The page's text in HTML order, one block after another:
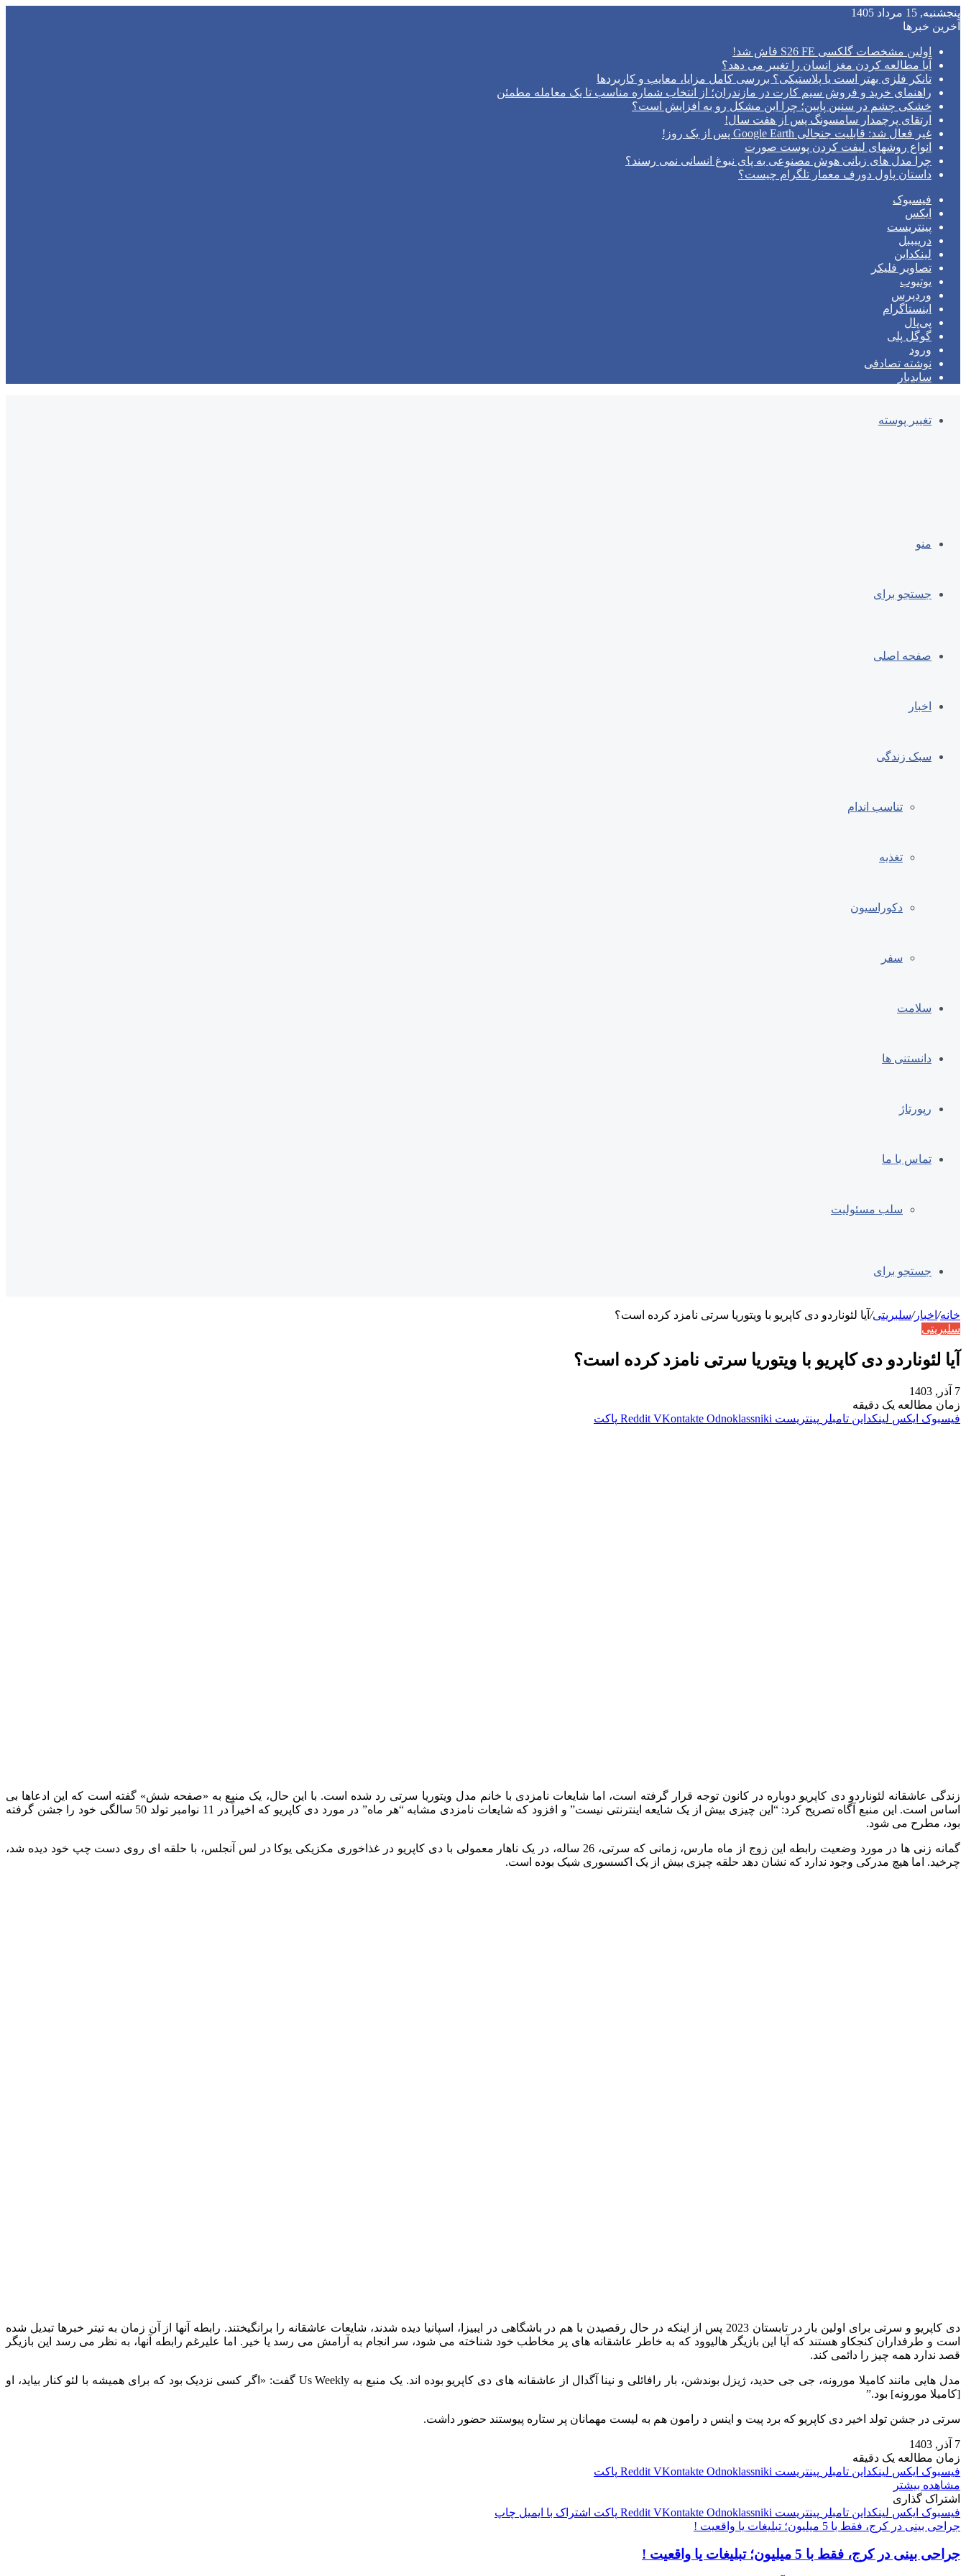
پنجشنبه, 15 مرداد 1405
آخرین خبرها
اولین مشخصات گلکسی S26 FE فاش شد!
آیا مطالعه کردن مغز انسان را تغییر می‌ دهد؟
تانکر فلزی بهتر است یا پلاستیکی؟ بررسی کامل مزایا، معایب و کاربردها
راهنمای خرید و فروش سیم کارت در مازندران؛ از انتخاب شماره مناسب تا یک معامله مطمئن
خشکی چشم در سنین پایین؛ چرا این مشکل رو به افزایش است؟
ارتقای پرچمدار سامسونگ پس از هفت سال!
غیر فعال شد: قابلیت جنجالی Google Earth پس از یک روز!
انواع روشهای لیفت کردن پوست صورت
چرا مدل‌ های زبانی هوش مصنوعی به پای نبوغ انسانی نمی‌ رسند؟
داستان پاول دورف معمار تلگرام چیست؟
فیسبوک
ایکس
پینتریست
دریبببل
لینکداین
تصاویر فلیکر
یوتیوب
وردپرس
اینستاگرام
پی‌پال
گوگل پلی
ورود
نوشته تصادفی
سایدبار
تغییر پوسته
منو
جستجو برای
صفحه اصلی
اخبار
سبک زندگی
تناسب اندام
تغذیه
دکوراسیون
سفر
سلامت
دانستنی ها
رپورتاژ
تماس با ما
سلب مسئولیت
جستجو برای
خانه/ اخبار/سلبریتی/ آیا لئوناردو دی کاپریو با ویتوریا سرتی نامزد کرده است؟
سلبریتی
آیا لئوناردو دی کاپریو با ویتوریا سرتی نامزد کرده است؟
7 آذر, 1403
زمان مطالعه یک دقیقه
فیسبوک ایکس لینکداین تامبلر پینتریست Reddit VKontakte Odnoklassniki پاکت
زندگی عاشقانه لئوناردو دی کاپریو دوباره در کانون توجه قرار گرفته است، اما شایعات نامزدی با خانم مدل ویتوریا سرتی رد شده است. با این حال، یک منبع به «صفحه شش» گفته است که این ادعاها بی
اساس است. این منبع آگاه تصریح کرد: “این چیزی بیش از یک شایعه اینترنتی نیست” و افزود که شایعات نامزدی مشابه “هر ماه” در مورد دی کاپریو که اخیراً در 11 نوامبر تولد 50 سالگی خود را جشن گرفته
بود، مطرح می شود.
گمانه زنی ها در مورد وضعیت رابطه این زوج از ماه مارس، زمانی که سرتی، 26 ساله، در یک ناهار معمولی با دی کاپریو در غذاخوری مکزیکی یوکا در لس آنجلس، با حلقه ای روی دست چپ خود دیده شد،
چرخید. اما هیچ مدرکی وجود ندارد که نشان دهد حلقه چیزی بیش از یک اکسسوری شیک بوده است.
دی کاپریو و سرتی برای اولین بار در تابستان 2023 پس از اینکه در حال رقصیدن با هم در باشگاهی در ایبیزا، اسپانیا دیده شدند، شایعات عاشقانه را برانگیختند. رابطه آنها از آن زمان به تیتر خبرها تبدیل شده
است و طرفداران کنجکاو هستند که آیا این بازیگر هالیوود که به خاطر عاشقانه های پر مخاطب خود شناخته می شود، سر انجام به آرامش می رسد یا خیر. اما علیرغم رابطه آنها، به نظر می رسد این بازیگر
قصد ندارد همه چیز را دائمی کند.
مدل‌ هایی مانند کامیلا مورونه، جی جی حدید، ژیزل بوندشن، بار رافائلی و نینا آگدال از عاشقانه های دی کاپریو بوده اند. یک منبع به Us Weekly گفت: «اگر کسی نزدیک بود که برای همیشه با لئو کنار بیاید، او
[کامیلا مورونه] بود.”
سرتی در جشن تولد اخیر دی کاپریو که برد پیت و اینس د رامون هم به لیست مهمانان پر ستاره پیوستند حضور داشت.
7 آذر, 1403
زمان مطالعه یک دقیقه
فیسبوک ایکس لینکداین تامبلر پینتریست Reddit VKontakte Odnoklassniki
پاکت
مشاهده بیشتر
اشتراک گذاری
فیسبوک ایکس لینکداین تامبلر پینتریست Reddit VKontakte Odnoklassniki پاکت اشتراک با ایمیل چاپ
جراحی بینی در کرج، فقط با 5 میلیون؛ تبلیغات یا واقعیت !
جراحی بینی در کرج، فقط با 5 میلیون؛ تبلیغات یا واقعیت !